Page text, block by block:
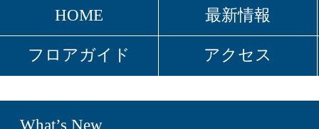
ラベールミラクリニック カウンセリング
が変える
サムライの国 新発売!!太閤ドアラグッズ